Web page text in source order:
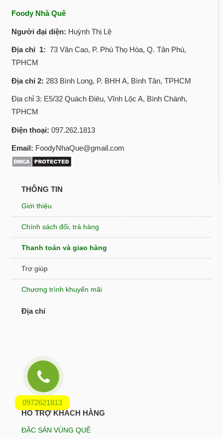
0972621813
Foody Nhà Quê
Người đại diện: Huỳnh Thị Lệ
Địa chỉ 1: 73 Văn Cao, P. Phú Thọ Hòa, Q. Tân Phú,
TPHCM
Địa chỉ 2: 283 Bình Long, P. BHH A, Bình Tân, TPHCM
Địa chỉ 3: E5/32 Quách Điêu, Vĩnh Lộc A, Bình Chánh,
TPHCM
Điện thoại: 097.262.1813
Email: FoodyNhaQue@gmail.com
THÔNG TIN
Giới thiệu
Chính sách đổi, trả hàng
Thanh toán và giao hàng
Trợ giúp
Chương trình khuyến mãi
Địa chỉ
HỖ TRỢ KHÁCH HÀNG
ĐẶC SẢN VÙNG QUÊ